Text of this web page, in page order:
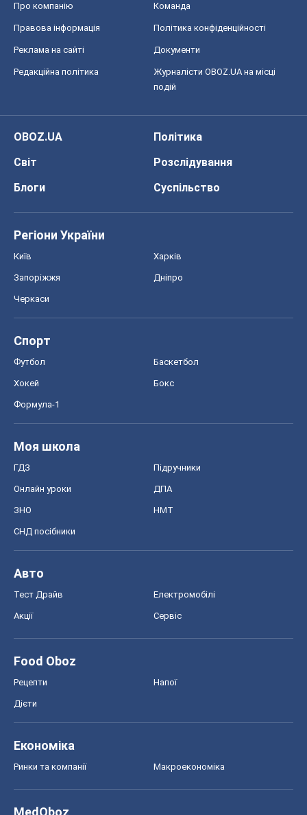
Про компанію Команда
Правова інформація Політика конфіденційності
Реклама на сайті Документи
Редакційна політика
Журналісти OBOZ.UA на місці
подій
OBOZ.UA
Політика
Світ
Розслідування
Блоги
Суспільство
Регіони України
Київ Харків
Запоріжжя Дніпро
Черкаси
Спорт
Футбол Баскетбол
Хокей Бокс
Формула-1
Моя школа
ГДЗ Підручники
Онлайн уроки ДПА
ЗНО НМТ
СНД посібники
Авто
Тест Драйв Електромобілі
Акції Сервіс
Food Oboz
Рецепти Напої
Дієти
Економіка
Ринки та компанії Макроекономіка
MedOboz